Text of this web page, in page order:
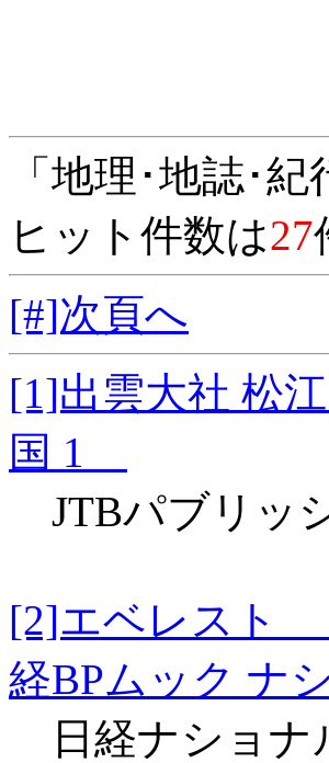
「地理･地誌･
ヒット件数は27
[#]次頁へ
[1]出雲大社 松
国 1
JTBパブリッ
[2]エベレスト
経BPムック ナ
日経ナショナ